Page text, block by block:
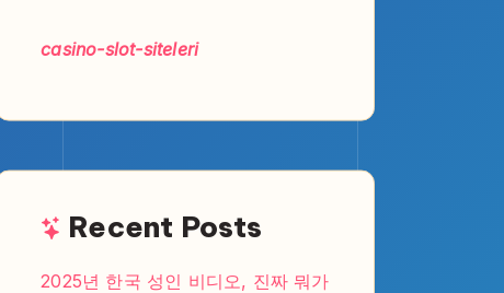
casino-slot-siteleri
Recent Posts
2025년 한국 성인 비디오, 진짜 뭐가